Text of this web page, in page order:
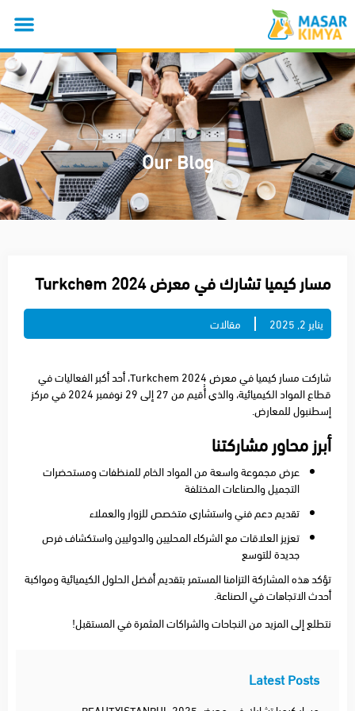
Our Blog
مسار كيميا تشارك في معرض Turkchem 2024
يناير 2, 2025 مقالات
شاركتمسار كيميافيمعرض Turkchem 2024
، أحد أكبر الفعاليات في
قطاع المواد الكيميائية، والذي أُقيم من27 إلى 29 نوفمبر 2024 فيمركز
إسطنبول للمعارض.
أبرز محاور مشاركتنا
عرضمجموعة واسعة من المواد الخامللمنظفات ومستحضرات
التجميل والصناعات المختلفة
تقديمدعم فني واستشاري متخصصللزوار والعملاء
تعزيزالعلاقات مع الشركاء المحليين والدوليينواستكشاف فرص
جديدة للتوسع
تؤكد هذه المشاركة التزامنا المستمر بتقديمأفضل الحلول الكيميائيةومواكبة
أحدث الاتجاهات في الصناعة.
نتطلع إلى المزيد من النجاحات والشراكات المثمرة في المستقبل!
Latest Posts